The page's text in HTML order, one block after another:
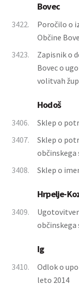
Bovec
3422.
Poročilo o
Občine
3423.
Zapisnik o
Bovec o
volitvah
Hodoš
3406.
Sklep o
3407.
Sklep o
občinskega
3408.
Sklep o
Hrpelje-
3409.
občinskega
Ig
3410.
Odlok o
leto 2014